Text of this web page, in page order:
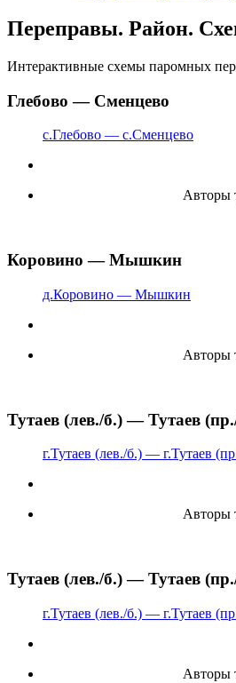
Переправы. Район.
Интерактивные схемы паромных
Глебово — Сменцево
с.Глебово — с.Сменцево
Авторы
Коровино — Мышкин
д.Коровино — Мышкин
Авторы
Тутаев (лев./б.) — Тутаев
г.Тутаев (лев./б.) — г.Тутаев
Авторы
Тутаев (лев./б.) — Тутаев
г.Тутаев (лев./б.) — г.Тутаев
Авторы